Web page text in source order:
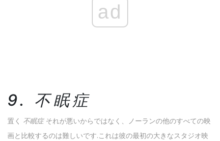
ad
9. 不眠症
置く 不眠症それが悪いからではなく、ノーランの他のすべての映
画と比較するのは難しいです.これは彼の最初の大きなスタジオ映